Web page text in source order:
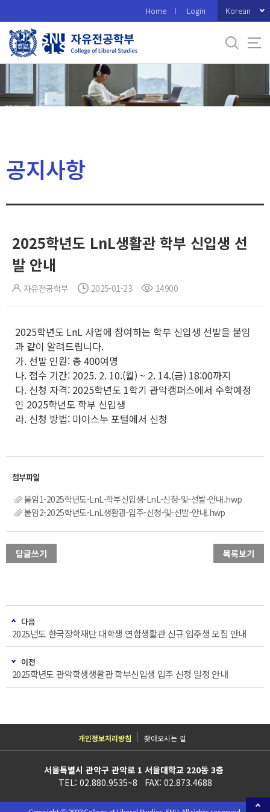
로
메
Home Login Korean
공지사항
2025학년도 LnL생활관 학부 신입생 선
발 안내
자유전공학부 2025-01-23 14900
2025학년도 LnL 사업에 참여하는 학부 신입생 선발을 붙임
과 같이 알려드립니다.
가. 선발 인원: 총 400여명
나. 접수 기간: 2025. 2. 10.(월) ~ 2. 14.(금) 18:00까지
다. 신청 자격: 2025학년도 1학기 관악캠퍼스에서 수학예정
인 2025학년도 학부 신입생
라. 신청 방법: 마이스누 포털에서 신청
붙임1-2025학년도-LnL-학부신입생-LnL-신청-및-선발-안내.hwp
붙임2-2025학년도-LnL생활관-입주-신청-및-선발-안내.hwp
답글쓰기 목록보기
다음
2025년도 한국장학재단 대학생 연합생활관 신규 입주생 모집 안내
이전
2025학년도 관악학생생활관 학부신입생 입주 신청 일정 안내
개인정보처리방침 찾아오시는 길
서울특별시 관악구 관악로 1 서울대학교 220동 3층
TEL: 02.880.9535~8 FAX: 02.873.4688